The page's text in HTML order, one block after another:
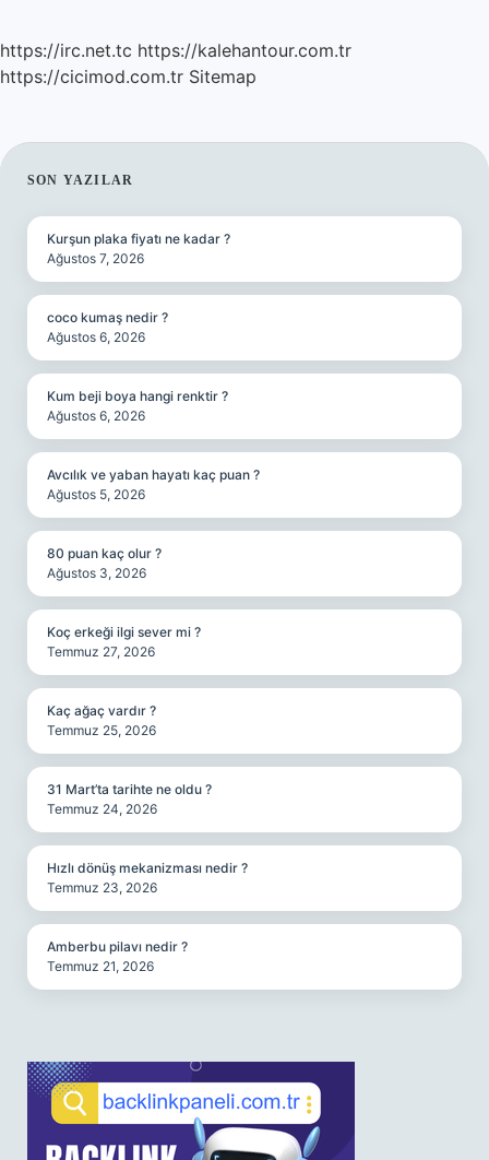
https://irc.net.tc https://kalehantour.com.tr
https://cicimod.com.tr Sitemap
SIDEBAR
SON YAZILAR
Kurşun plaka fiyatı ne kadar ?
Ağustos 7, 2026
coco kumaş nedir ?
Ağustos 6, 2026
Kum beji boya hangi renktir ?
Ağustos 6, 2026
Avcılık ve yaban hayatı kaç puan ?
Ağustos 5, 2026
80 puan kaç olur ?
Ağustos 3, 2026
Koç erkeği ilgi sever mi ?
Temmuz 27, 2026
Kaç ağaç vardır ?
Temmuz 25, 2026
31 Mart’ta tarihte ne oldu ?
Temmuz 24, 2026
Hızlı dönüş mekanizması nedir ?
Temmuz 23, 2026
Amberbu pilavı nedir ?
Temmuz 21, 2026